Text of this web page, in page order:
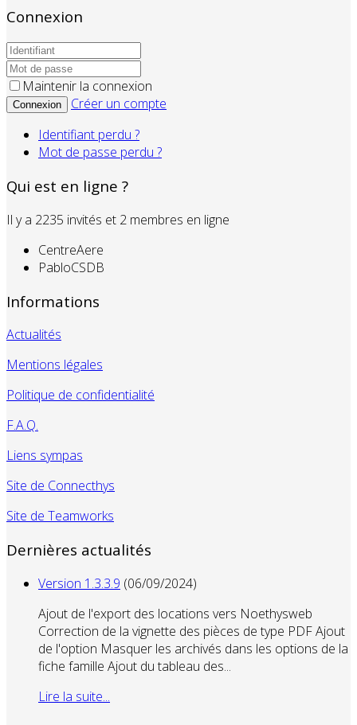
Connexion
Maintenir la connexion
Connexion
Créer un compte
Identifiant perdu ?
Mot de passe perdu ?
Qui est en ligne ?
Il y a 2235 invités et 2 membres en ligne
CentreAere
PabloCSDB
Informations
Actualités
Mentions légales
Politique de confidentialité
F.A.Q.
Liens sympas
Site de Connecthys
Site de Teamworks
Dernières actualités
Version 1.3.3.9 (06/09/2024)
Ajout de l'export des locations vers Noethysweb
Correction de la vignette des pièces de type PDF Ajout
de l'option Masquer les archivés dans les options de la
fiche famille Ajout du tableau des...
Lire la suite...